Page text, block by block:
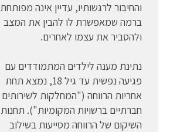
והחיבור לרגשותיו, עדיין אינה מפותחת
ברמה שמאפשרת לו להבין את המצב
ולהסביר את עצמו לאחרים.
נתינת מענה לילדים המתמודדים עם
פגיעה נפשית עד גיל 18, נמצא תחת
אחריות הרווחה ("המחלקות לשירותים
חברתיים ברשויות המקומיות"). תחנות
השיקום של הרווחה מסייעות בשילוב